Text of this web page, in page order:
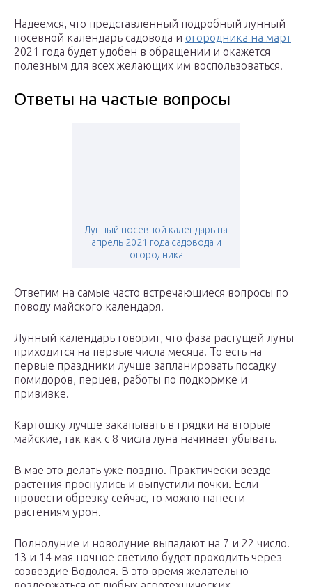
Надеемся, что представленный подробный лунный
посевной календарь садовода и огородника на март
2021 года будет удобен в обращении и окажется
полезным для всех желающих им воспользоваться.
Ответы на частые вопросы
Лунный посевной календарь на
апрель 2021 года садовода и
огородника
Ответим на самые часто встречающиеся вопросы по
поводу майского календаря.
Лунный календарь говорит, что фаза растущей луны
приходится на первые числа месяца. То есть на
первые праздники лучше запланировать посадку
помидоров, перцев, работы по подкормке и
прививке.
Картошку лучше закапывать в грядки на вторые
майские, так как с 8 числа луна начинает убывать.
В мае это делать уже поздно. Практически везде
растения проснулись и выпустили почки. Если
провести обрезку сейчас, то можно нанести
растениям урон.
Полнолуние и новолуние выпадают на 7 и 22 число.
13 и 14 мая ночное светило будет проходить через
созвездие Водолея. В это время желательно